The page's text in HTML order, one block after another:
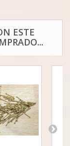
ESTE